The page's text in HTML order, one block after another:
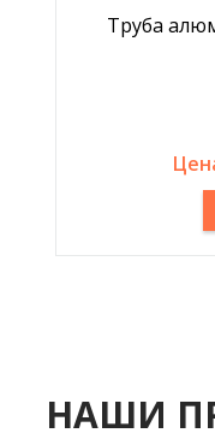
Труба
НАШИ